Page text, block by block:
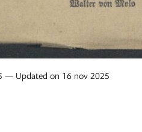
— Updated on 16 nov 2025